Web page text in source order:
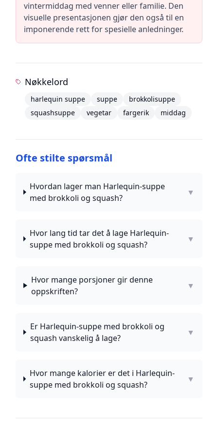
vintermiddag med venner eller familie. Den
visuelle presentasjonen gjør den også til en
imponerende rett for spesielle anledninger.
Nøkkelord
harlequin suppe suppe
brokkolisuppe
squashsuppe
vegetar fargerik middag
Ofte stilte spørsmål
Hvordan lager man Harlequin-suppe
med brokkoli og squash?
▼
Hvor lang tid tar det å lage Harlequin-
suppe med brokkoli og squash?
▼
Hvor mange porsjoner gir denne
oppskriften?
▼
Er Harlequin-suppe med brokkoli og
squash vanskelig å lage?
▼
Hvor mange kalorier er det i Harlequin-
suppe med brokkoli og squash?
▼